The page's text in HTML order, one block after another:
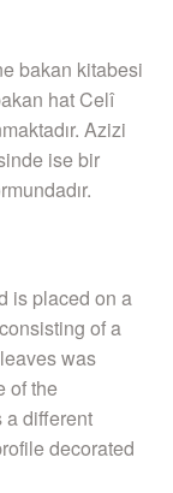
bakan kitabesi
hat Celî
Azizi
ise bir
is placed on a
of a
was
of the
a different
decorated